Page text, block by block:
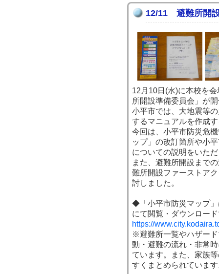
12/11 避難所開
12月10日(水)に本校を
所開設準備委員会」が
小平市では、大地震等
するマニュアルを作成
今回は、小平市防災危
ップ」の改訂箇所や小
についての説明をいた
また、避難所開設まで
難所開設ファーストア
討しました。
◆「小平市防災マップ
にて閲覧・ダウンロー
https://
※避難所一覧やハザー
動・避難の流れ・非常
ています。また、家族
すくまとめられていま